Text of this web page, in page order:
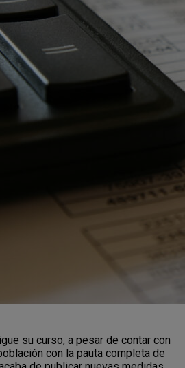
su curso, a pesar de contar con
con la pauta completa de